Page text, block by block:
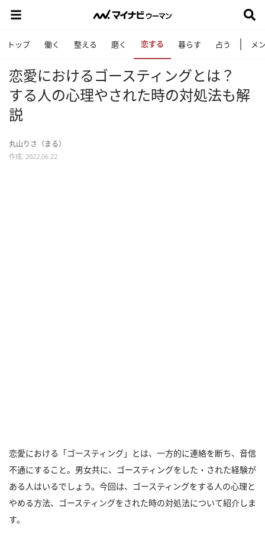
トップ 働く 整える 磨く 恋する 暮らす 占う メ
恋愛におけるゴースティングとは？
する人の心理やされた時の対処法も解
説
丸山りさ（まる）
作成: 2022.06.22
恋愛における「ゴースティング」とは、一方的に連絡を断ち、音信
不通にすること。男女共に、ゴースティングをした・された経験が
ある人はいるでしょう。今回は、ゴースティングをする人の心理と
やめる方法、ゴースティングをされた時の対処法について紹介しま
す。